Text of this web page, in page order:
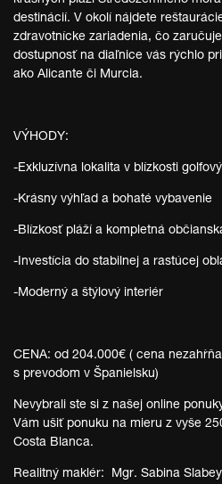
destinácií. V okolí nájdete
zdravotnícke zariadenia, čo
dostupnosť na diaľnice vás rýchlo
ako Alicante či Murcia.
VÝHODY:
-Exkluzívna lokalita v blízkosti
-Krásny výhľad a bohaté vybavenie
-Blízkosť pláží a kompletná
-Investícia do stabilnej a rastúcej
-Moderný a štýlový interiér
CENA: od 204.000€ ( cena
s prevodom v Španielsku)
Nevybrali ste si z našej online
Vám ušiť ponuku na mieru z vyše
Costa Blanca.
Realitný maklér: Mgr. Sabina